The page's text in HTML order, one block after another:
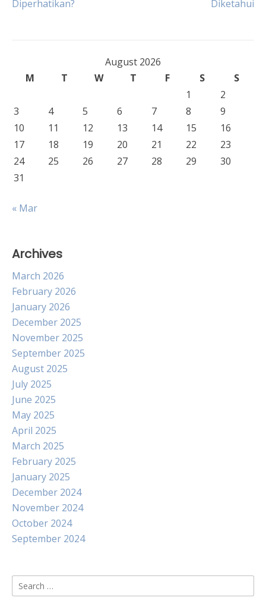
navigation
Diperhatikan?
Diketahui
August 2026
M
T W T F S
S
1
2
3
4 5 6 7 8
9
10
11 12 13 14 15
16
17
18 19 20 21 22
23
24
25 26 27 28 29
30
31
« Mar
Archives
March 2026
February 2026
January 2026
December 2025
November 2025
September 2025
August 2025
July 2025
June 2025
May 2025
April 2025
March 2025
February 2025
January 2025
December 2024
November 2024
October 2024
September 2024
Search
for: